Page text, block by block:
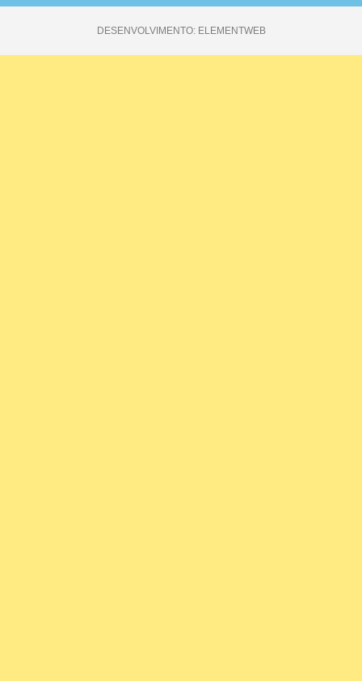
DESENVOLVIMENTO: ELEMENTWEB